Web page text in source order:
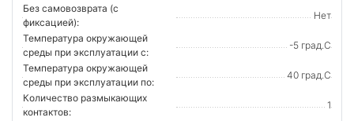
Без самовозврата (с
фиксацией):
Нет
Температура окружающей
среды при эксплуатации с:
-5 град.C
Температура окружающей
cреды при эксплуатации по:
40 град.C
Количество размыкающих
контактов:
1